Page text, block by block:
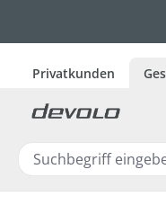
Privatkunden